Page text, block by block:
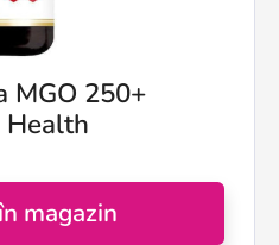
MGO 250+
Health
magazin